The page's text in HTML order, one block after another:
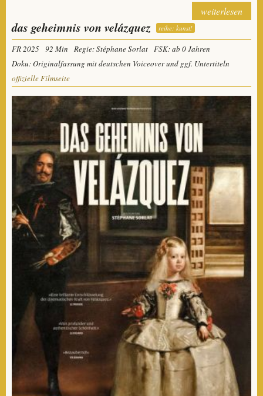
weiterlesen
das geheimnis von velázquez reihe: kunst!
FR 2025 92 Min Regie: Stéphane Sorlat
FSK: ab 0 Jahren
Doku: Originalfassung mit deutschen Voiceover und ggf. Untertiteln
offizielle Filmseite